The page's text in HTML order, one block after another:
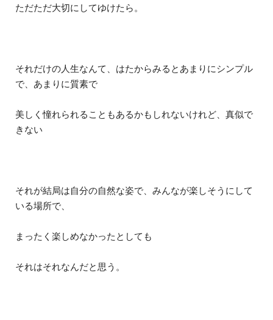
ただただ大切にしてゆけたら。
それだけの人生なんて、はたからみるとあまりにシンプル
で、あまりに質素で
美しく憧れられることもあるかもしれないけれど、真似で
きない
それが結局は自分の自然な姿で、みんなが楽しそうにして
いる場所で、
まったく楽しめなかったとしても
それはそれなんだと思う。